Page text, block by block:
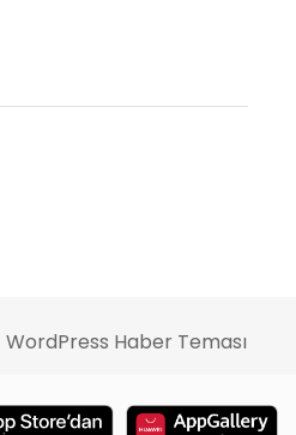
WordPress Haber Teması